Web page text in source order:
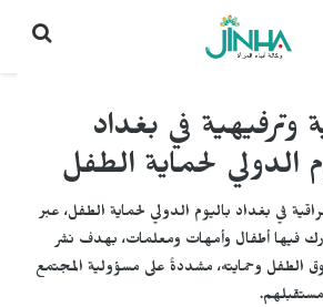
وترفيهية في بغداد
الدولي لحماية الطفل
في بغداد باليوم الدولي لحماية الطفل، عبر
فيها أطفال وأمهات ومعلمات، بهدف نشر
الطفل وحمايته، مشددةً على مسؤولية المجتمع
مستقبلهم.